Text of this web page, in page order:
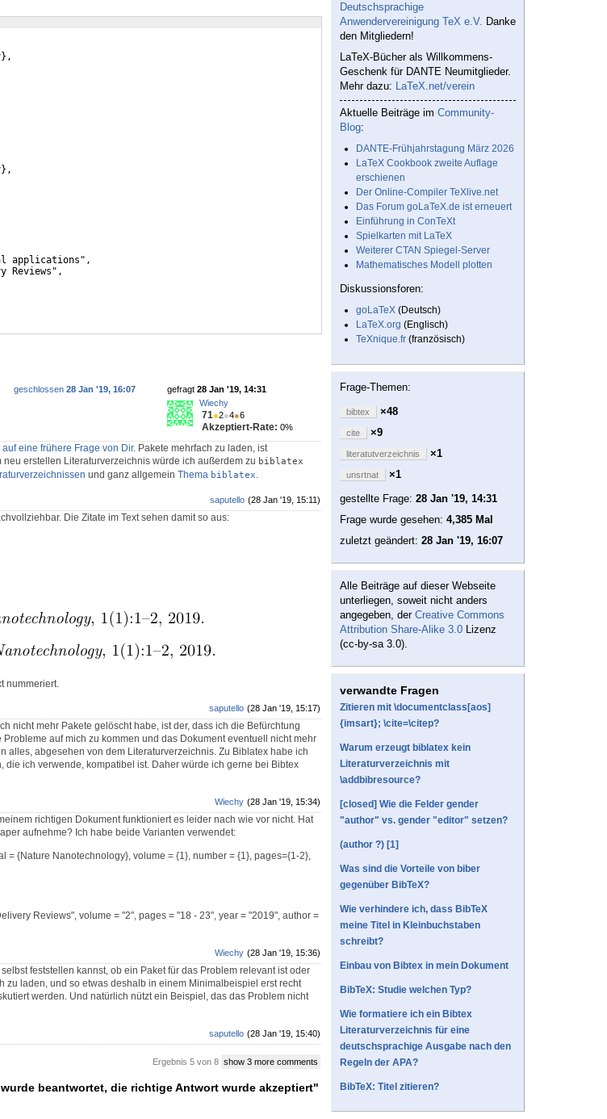
applications",
Reviews",
gefragt 28 Jan '19, 14:31
Wiechy
71●2●4●6
Akzeptiert-Rate: 0%
geschlossen 28 Jan '19, 16:07
eine frühere Frage von Dir. Pakete mehrfach zu laden, ist
erstellen Literaturverzeichnis würde ich außerdem zu biblatex
und ganz allgemein Thema biblatex.
(28 Jan '19, 15:11)
saputello
Die Zitate im Text sehen damit so aus:
nummeriert.
(28 Jan '19, 15:17)
saputello
nicht mehr Pakete gelöscht habe, ist der, dass ich die Befürchtung
auf mich zu kommen und das Dokument eventuell nicht mehr
alles, abgesehen von dem Literaturverzeichnis. Zu Biblatex habe ich
die ich verwende, kompatibel ist. Daher würde ich gerne bei Bibtex
(28 Jan '19, 15:34)
Wiechy
richtigen Dokument funktioniert es leider nach wie vor nicht. Hat
aufnehme? Ich habe beide Varianten verwendet:
= {Nature Nanotechnology}, volume = {1}, number = {1}, pages={1-2},
Reviews", volume = "2", pages = "18 - 23", year = "2019", author =
(28 Jan '19, 15:36)
Wiechy
feststellen kannst, ob ein Paket für das Problem relevant ist oder
zu laden, und so etwas deshalb in einem Minimalbeispiel erst recht
werden. Und natürlich nützt ein Beispiel, das das Problem nicht
(28 Jan '19, 15:40)
saputello
Ergebnis 5 von 8 show 3 more comments
beantwortet, die richtige Antwort wurde akzeptiert"
Deutschsprachige
Anwendervereinigung TeX e.V. Danke
den Mitgliedern!
LaTeX-Bücher als Willkommens-
Geschenk für DANTE Neumitglieder.
Mehr dazu: LaTeX.net/verein
Aktuelle Beiträge im Community-
Blog:
DANTE-Frühjahrstagung März 2026
LaTeX Cookbook zweite Auflage
erschienen
Der Online-Compiler TeXlive.net
Das Forum goLaTeX.de ist erneuert
Einführung in ConTeXt
Spielkarten mit LaTeX
Weiterer CTAN Spiegel-Server
Mathematisches Modell plotten
Diskussionsforen:
goLaTeX (Deutsch)
LaTeX.org (Englisch)
TeXnique.fr (französisch)
Frage-Themen:
bibtex ×48
cite ×9
literatutverzeichnis ×1
unsrtnat
×1
gestellte Frage: 28 Jan '19, 14:31
Frage wurde gesehen: 4,385 Mal
zuletzt geändert: 28 Jan '19, 16:07
Alle Beiträge auf dieser Webseite
unterliegen, soweit nicht anders
angegeben, der Creative Commons
Attribution Share-Alike 3.0 Lizenz
(cc-by-sa 3.0).
verwandte Fragen
Zitieren mit \documentclass[aos]
{imsart}; \cite=\citep?
Warum erzeugt biblatex kein
Literaturverzeichnis mit
\addbibresource?
[closed] Wie die Felder gender
"author" vs. gender "editor" setzen?
(author ?) [1]
Was sind die Vorteile von biber
gegenüber BibTeX?
Wie verhindere ich, dass BibTeX
meine Titel in Kleinbuchstaben
schreibt?
Einbau von Bibtex in mein Dokument
BibTeX: Studie welchen Typ?
Wie formatiere ich ein Bibtex
Literaturverzeichnis für eine
deutschsprachige Ausgabe nach den
Regeln der APA?
BibTeX: Titel zitieren?